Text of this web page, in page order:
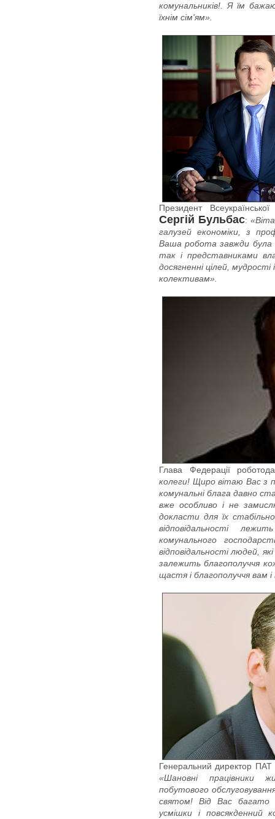
комунальників!. Я їм
їхнім сім'ям».
Президент
Сергій Бульбас:
галузей економіки, з
Ваша робота завжди була
так і представниками
досягненні цілей,
колективам».
Глава Федерації
колеги! Щиро вітаю Вас з
комунальні блага давно
вже особливо і не
докласти для їх
відповідальності
комунального
відповідальності людей,
залежить благополуччя
щастя і благополуччя вам
Генеральний директор ПАТ
«Шановні працівники
побутового
святом! Від Вас багато
усмішки і